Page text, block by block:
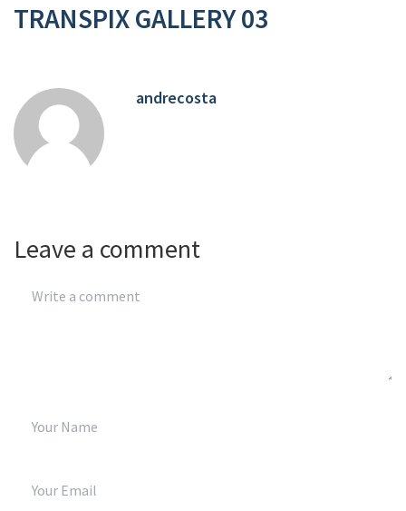
TRANSPIX GALLERY 03
andrecosta
Leave a comment